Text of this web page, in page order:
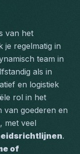
je regelmatig in
team in
als in
en logistiek
rol in het
van goederen en
met veel
.
of